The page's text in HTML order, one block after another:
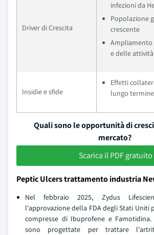
Driver di Crescita
infezioni da
Popolazione
crescente
Ampliamento
e delle attività
Insidie e sfide
Effetti
lungo termine
Quali sono le opportunità di
mercato?
Scarica il PDF gratuito
Peptic Ulcers trattamento industria
Nel febbraio 2025, Zydus
l'approvazione della FDA degli Stati Uniti
compresse di Ibuprofene e Famotidina.
sono progettate per trattare